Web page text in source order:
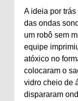
A ideia por
das ondas
um robô sem
equipe
atóxico no
colocaram o
vidro cheio de
dispararam